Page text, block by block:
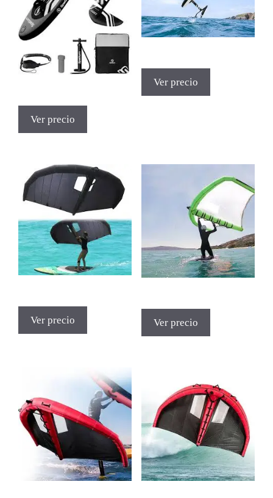
Ver precio
Ver precio
Ver precio Ver precio